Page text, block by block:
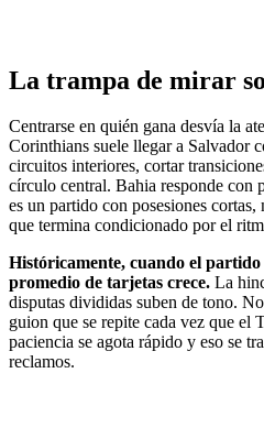
La trampa de mirar
Centrarse en quién gana desvía la
Corinthians suele llegar a Salvador
circuitos interiores, cortar
círculo central. Bahia responde con
es un partido con posesiones
que termina condicionado por el
Históricamente, cuando el partido
promedio de tarjetas crece. La
disputas divididas suben de tono.
guion que se repite cada vez que el
paciencia se agota rápido y eso se
reclamos.